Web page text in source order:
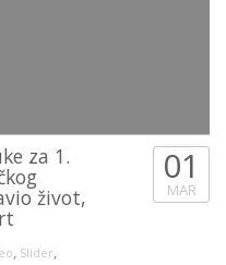
za 1.
život,
, Slider,
01
MAR